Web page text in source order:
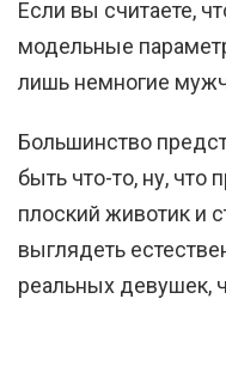
Если вы считаете,
модельные
лишь немногие
Большинство
быть что-то, ну, что
плоский животик и
выглядеть
реальных девушек,